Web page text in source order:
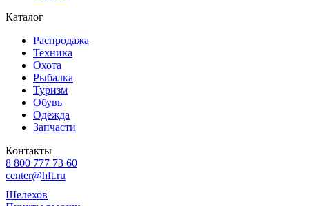
Каталог
Распродажа
Техника
Охота
Рыбалка
Туризм
Обувь
Одежда
Запчасти
Контакты
8 800 777 73 60
center@hft.ru
Шелехов